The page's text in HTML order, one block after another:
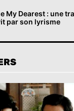
My Dearest : une
par son lyrisme